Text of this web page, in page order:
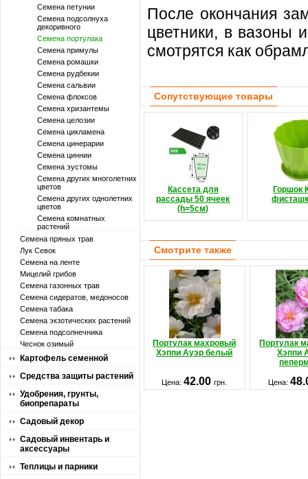
Семена петунии
Семена подсолнуха
декоривного
Семена портулака
Семена примулы
Семена ромашки
Семена рудбекии
Семена сальвии
Семена флоксов
Семена хризантемы
Семена целозии
Семена цикламена
Семена цинерарии
Семена циннии
Семена эустомы
Семена других многолетних
цветов
Семена других однолетних
цветов
Семена комнатных
растений
Семена пряных трав
Лук Севок
Семена на ленте
Мицелий грибов
Семена газонных трав
Семена сидератов, медоносов
Семена табака
Семена экзотических растений
Семена подсолнечника
Чеснок озимый
Картофель семенной
Средства защиты растений
Удобрения, грунты,
биопрепараты
Садовый декор
Садовый инвентарь и
аксессуары
Теплицы и парники
После окончания
цветники, в вазоны
смотрятся как
Сопутствующие товары
Кассета для
рассады 50 ячеек
(h=5см)
Горшок
Смотрите также
Портулак махровый
Хэппи Ауэр белый
Портулак
Хэппи
Цена:42.00грн. Цена: